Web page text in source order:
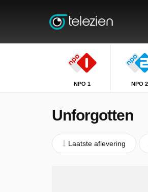
NPO 1 NPO 2
Unforgotten
Laatste aflevering